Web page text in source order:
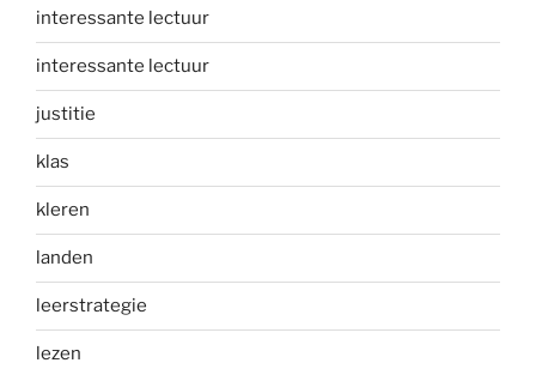
interessante lectuur
interessante lectuur
justitie
klas
kleren
landen
leerstrategie
lezen